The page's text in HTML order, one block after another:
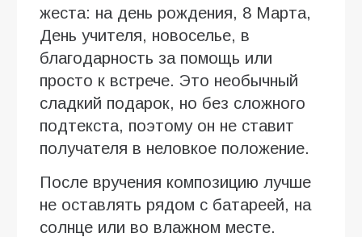
жеста: на день рождения, 8 Марта,
День учителя, новоселье, в
благодарность за помощь или
просто к встрече. Это необычный
сладкий подарок, но без сложного
подтекста, поэтому он не ставит
получателя в неловкое положение.
После вручения композицию лучше
не оставлять рядом с батареей, на
солнце или во влажном месте.